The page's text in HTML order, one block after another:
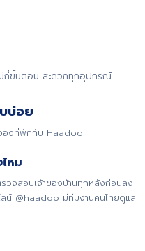
ม่กี่ขั้นตอน สะดวกทุกอุปกรณ์
บ่อย
องที่พักกับ Haadoo
หม
จสอบเจ้าของบ้านทุกหลังก่อนลง
น์ @haadoo มีทีมงานคนไทยดูแล